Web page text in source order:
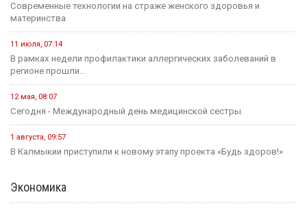
Современные технологии на страже женского здоровья и
материнства
11 июля, 07:14
В рамках недели профилактики аллергических заболеваний в
регионе прошли...
12 мая, 08:07
Сегодня - Международный день медицинской сестры.
1 августа, 09:57
В Калмыкии приступили к новому этапу проекта «Будь здоров!»
Экономика